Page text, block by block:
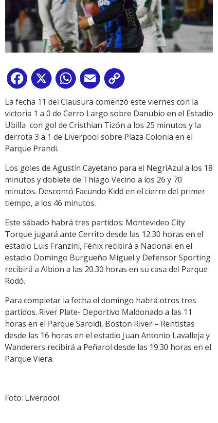
Facebook
X WhatsApp
Email
Link
La fecha 11 del Clausura comenzó este viernes con la
victoria 1 a 0 de Cerro Largo sobre Danubio en el Estadio
Ubilla con gol de Cristhian Tizón a los 25 minutos y la
derrota 3 a 1 de Liverpool sobre Plaza Colonia en el
Parque Prandi.
Los goles de Agustín Cayetano para el NegriAzul a los 18
minutos y doblete de Thiago Vecino a los 26 y 70
minutos. Descontó Facundo Kidd en el cierre del primer
tiempo, a los 46 minutos.
Este sábado habrá tres partidos: Montevideo City
Torque jugará ante Cerrito desde las 12.30 horas en el
estadio Luis Franzini, Fénix recibirá a Nacional en el
estadio Domingo Burgueño Miguel y Defensor Sporting
recibirá a Albion a las 20.30 horas en su casa del Parque
Rodó.
Para completar la fecha el domingo habrá otros tres
partidos. River Plate- Deportivo Maldonado a las 11
horas en el Parque Saroldi, Boston River – Rentistas
desde las 16 horas en el estadio Juan Antonio Lavalleja y
Wanderers recibirá a Peñarol desde las 19.30 horas en el
Parque Viera.
Foto: Liverpool